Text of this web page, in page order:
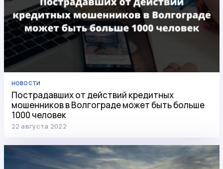
НОВОСТИ
Пострадавших от действий кредитных
мошенников в Волгограде может быть больше
1000 человек
22 августа 2022